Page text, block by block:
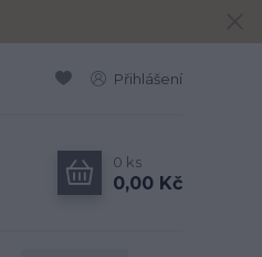
Přihlášení
0 ks
0,00 Kč